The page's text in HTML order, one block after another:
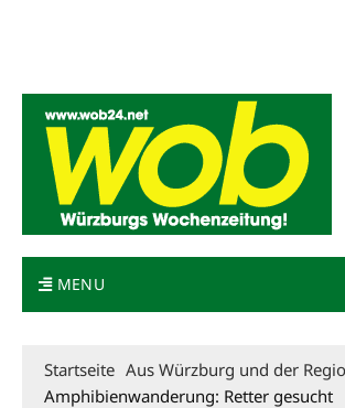
MENU
Startseite Aus Würzburg und der
Amphibienwanderung: Retter gesucht